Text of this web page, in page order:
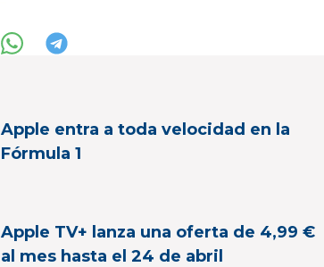
Apple entra a toda velocidad en la
Fórmula 1
Apple TV+ lanza una oferta de 4,99 €
al mes hasta el 24 de abril